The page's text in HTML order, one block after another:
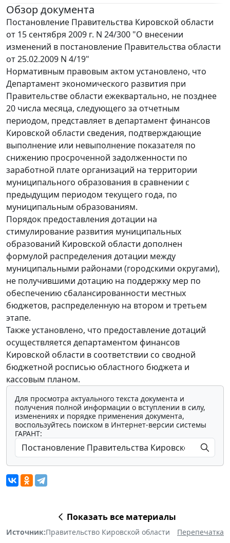
Обзор документа
Постановление Правительства Кировской области
от 15 сентября 2009 г. N 24/300 "О внесении
изменений в постановление Правительства области
от 25.02.2009 N 4/19"
Нормативным правовым актом установлено, что
Департамент экономического развития при
Правительстве области ежеквартально, не позднее
20 числа месяца, следующего за отчетным
периодом, представляет в департамент финансов
Кировской области сведения, подтверждающие
выполнение или невыполнение показателя по
снижению просроченной задолженности по
заработной плате организаций на территории
муниципального образования в сравнении с
предыдущим периодом текущего года, по
муниципальным образованиям.
Порядок предоставления дотации на
стимулирование развития муниципальных
образований Кировской области дополнен
формулой распределения дотации между
муниципальными районами (городскими округами),
не получившими дотацию на поддержку мер по
обеспечению сбалансированности местных
бюджетов, распределенную на втором и третьем
этапе.
Также установлено, что предоставление дотаций
осуществляется департаментом финансов
Кировской области в соответствии со сводной
бюджетной росписью областного бюджета и
кассовым планом.
Для просмотра актуального текста документа и
получения полной информации о вступлении в силу,
изменениях и порядке применения документа,
воспользуйтесь поиском в Интернет-версии системы
ГАРАНТ:
Показать все материалы
Источник:Правительство Кировской области Перепечатка